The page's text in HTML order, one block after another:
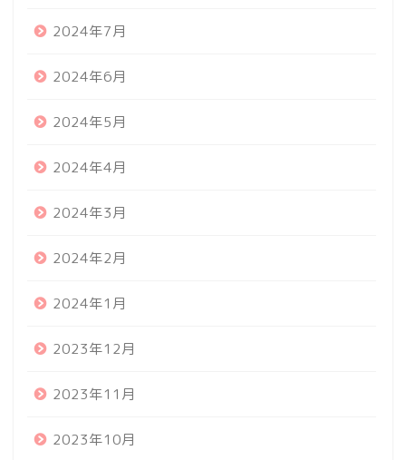
2024年7月
2024年6月
2024年5月
2024年4月
2024年3月
2024年2月
2024年1月
2023年12月
2023年11月
2023年10月